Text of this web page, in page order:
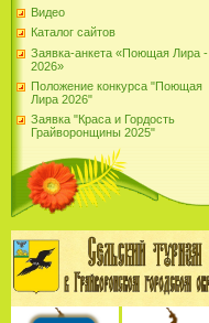
Видео
Каталог сайтов
Заявка-анкета «Поющая Лира -
2026»
Положение конкурса "Поющая
Лира 2026"
Заявка "Краса и Гордость
Грайворонщины 2025"